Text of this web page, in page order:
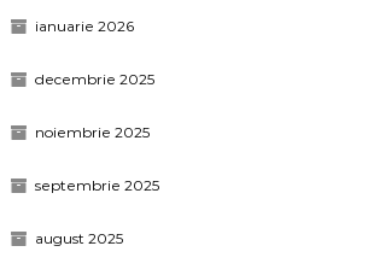
ianuarie 2026
decembrie 2025
noiembrie 2025
septembrie 2025
august 2025